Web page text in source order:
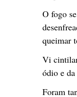
O fogo
queimar
Vi
ódio e
Foram